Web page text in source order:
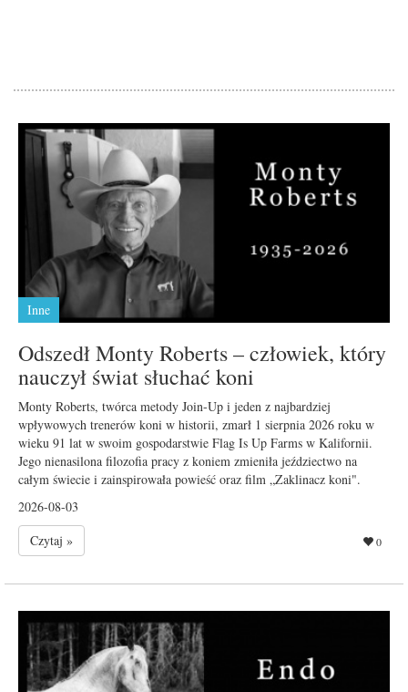
Inne
Odszedł Monty Roberts – człowiek, który
nauczył świat słuchać koni
Monty Roberts, twórca metody Join-Up i jeden z najbardziej
wpływowych trenerów koni w historii, zmarł 1 sierpnia 2026 roku w
wieku 91 lat w swoim gospodarstwie Flag Is Up Farms w Kalifornii.
Jego nienasilona filozofia pracy z koniem zmieniła jeździectwo na
całym świecie i zainspirowała powieść oraz film „Zaklinacz koni".
2026-08-03
Czytaj »
0